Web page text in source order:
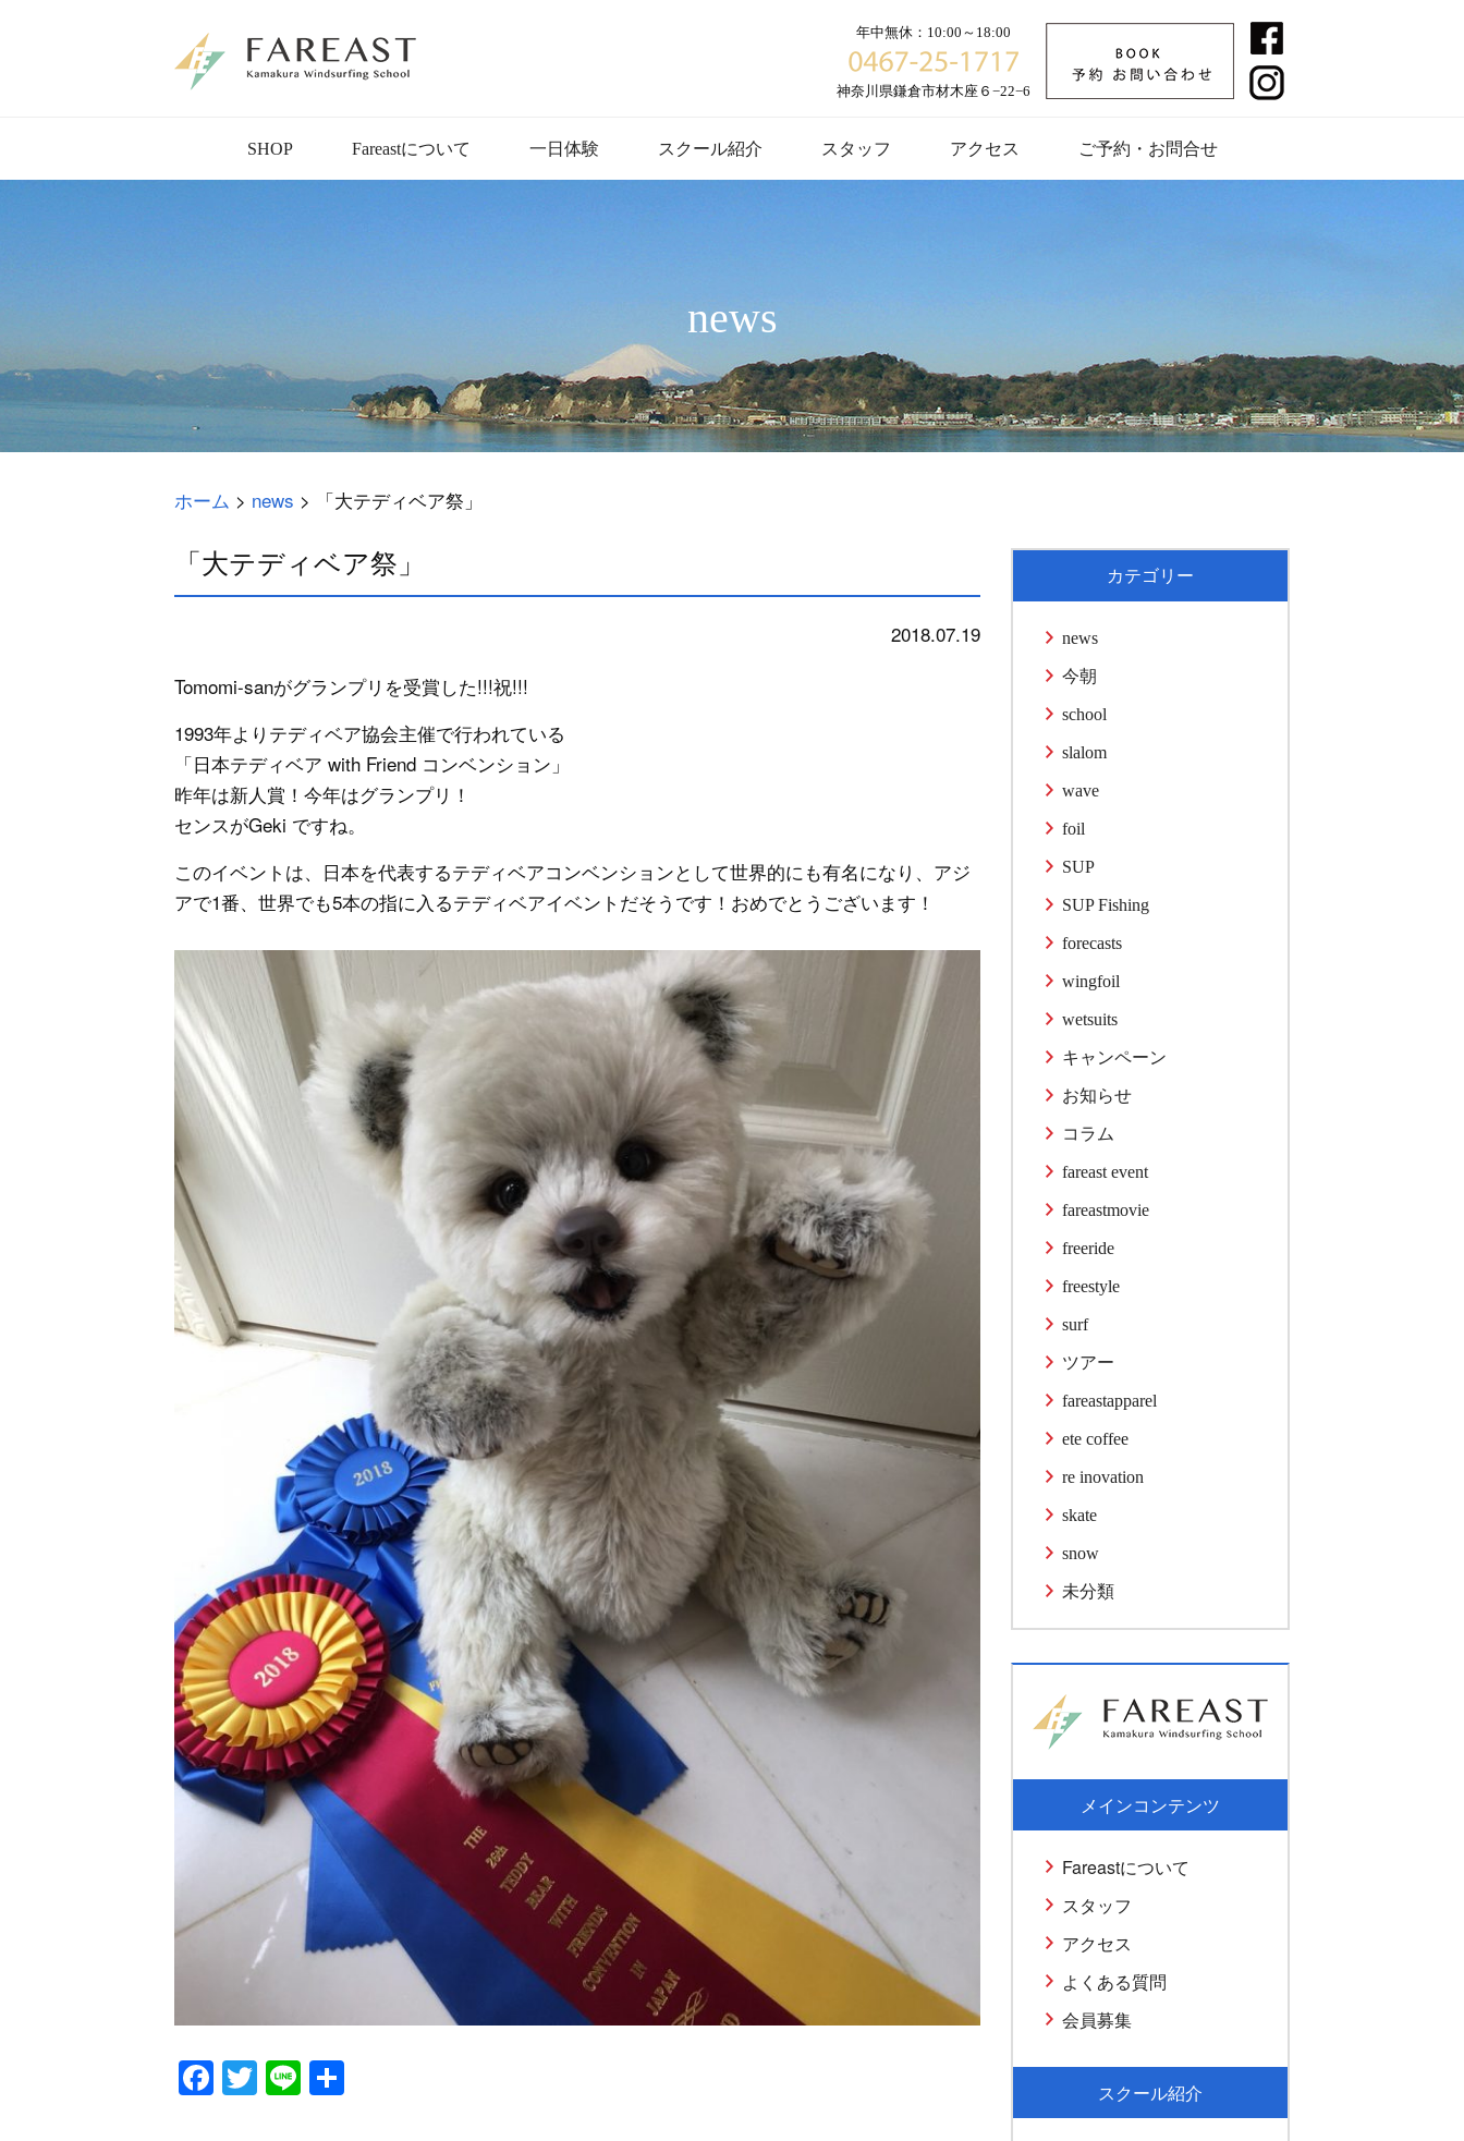
年中無休：10:00～18:00
神奈川県鎌倉市材木座６−22−6
SHOP Fareastについて 一日体験 スクール紹介 スタッフ アクセス ご予約・お問合せ
news
ホーム > news > 「大テディベア祭」
「大テディベア祭」
2018.07.19
Tomomi-sanがグランプリを受賞した!!!祝!!!
1993年よりテディベア協会主催で行われている
「日本テディベア with Friend コンベンション」
昨年は新人賞！今年はグランプリ！
センスがGeki ですね。
このイベントは、日本を代表するテディベアコンベンションとして世界的にも有名になり、アジ
アで1番、世界でも5本の指に入るテディベアイベントだそうです！おめでとうございます！
Facebook
Twitter
Line
カテゴリー
news
今朝
school
slalom
wave
foil
SUP
SUP Fishing
forecasts
wingfoil
wetsuits
キャンペーン
お知らせ
コラム
fareast event
fareastmovie
freeride
freestyle
surf
ツアー
fareastapparel
ete coffee
re inovation
skate
snow
未分類
メインコンテンツ
Fareastについて
スタッフ
アクセス
よくある質問
会員募集
スクール紹介